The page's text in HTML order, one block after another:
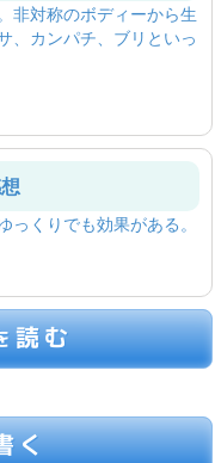
非対称のボディーから生
、カンパチ、ブリといっ
くりでも効果がある。
読む
く